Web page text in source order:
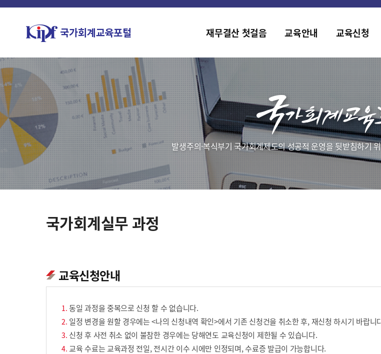
홈페이지가 새롭게 개편되었습니다.
재무결산 첫걸음 교육안내 교육신청
발생주의·복식부기 국가회계제도의 성공적 운영을 뒷받침하기
국가회계실무 과정
교육신청안내
동일 과정을 중복으로 신청 할 수 없습니다.
일정 변경을 원할 경우에는 <나의 신청내역 확인>에서 기존 신청건을 취소한 후, 재신청 하시기 바랍니
신청 후 사전 취소 없이 불참한 경우에는 당해연도 교육신청이 제한될 수 있습니다.
교육 수료는 교육과정 전일, 전시간 이수 시에만 인정되며, 수료증 발급이 가능합니다.